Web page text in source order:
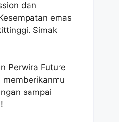
dan
emas
Simak
Perwira Future
memberikanmu
sampai